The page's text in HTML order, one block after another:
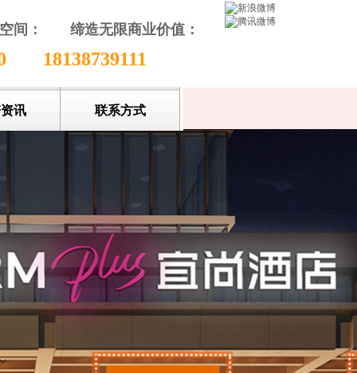
间： 缔造无限商业价值 ：
18138739111
讯 联系方式